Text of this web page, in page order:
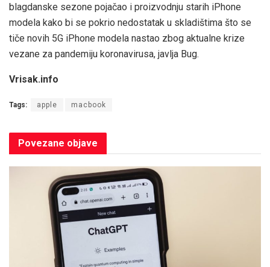
blagdanske sezone pojačao i proizvodnju starih iPhone
modela kako bi se pokrio nedostatak u skladištima što se
tiče novih 5G iPhone modela nastao zbog aktualne krize
vezane za pandemiju koronavirusa, javlja Bug.
Vrisak.info
Tags: apple macbook
Povezane objave